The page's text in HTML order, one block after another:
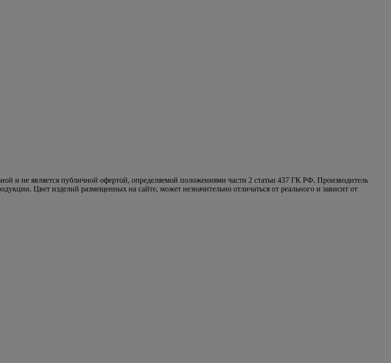
и не является публичной офертой, определяемой положениями части 2 статьи 437 ГК РФ. Производитель
Цвет изделий размещенных на сайте, может незначительно отличаться от реального и зависит от